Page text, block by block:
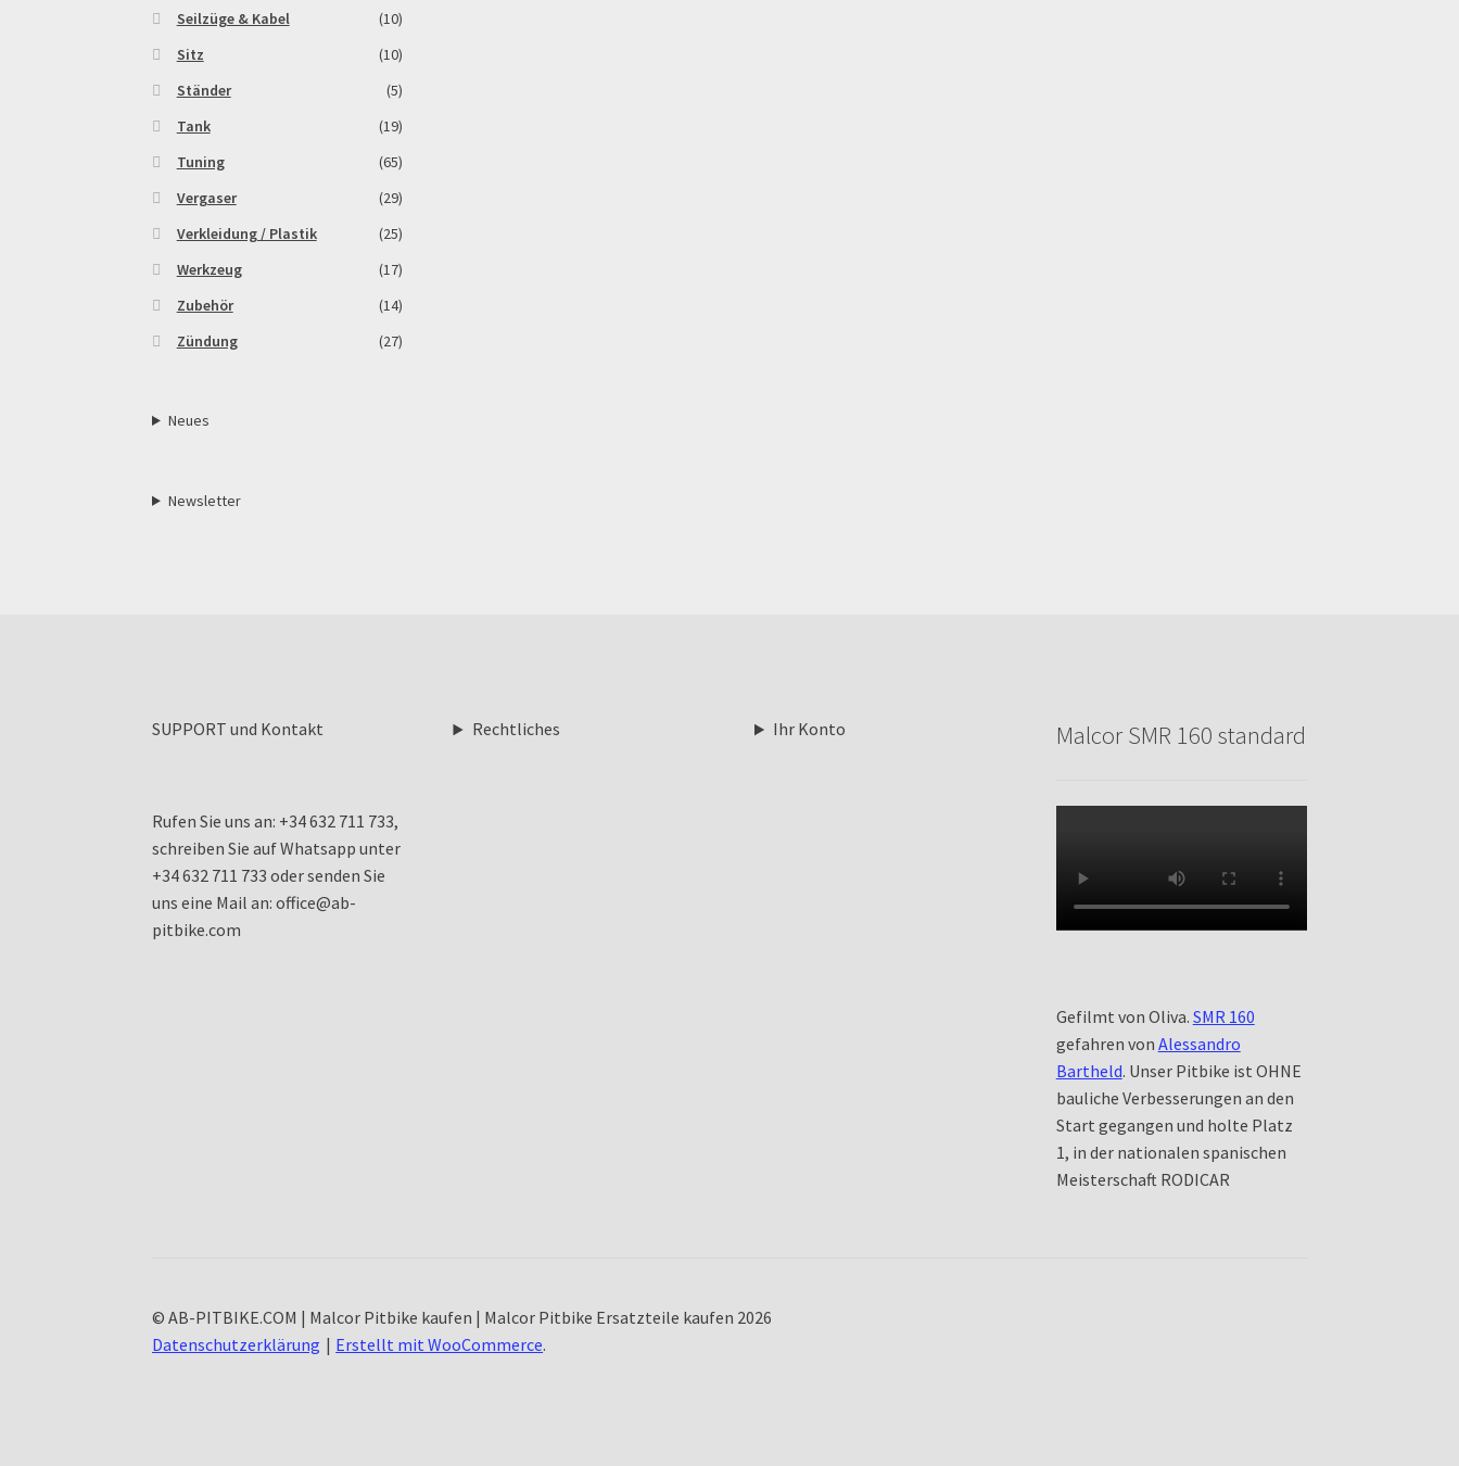
Seilzüge & Kabel
(10)
Sitz
(10)
Ständer
(5)
Tank
(19)
Tuning
(65)
Vergaser
(29)
Verkleidung / Plastik
(25)
Werkzeug
(17)
Zubehör
(14)
Zündung
(27)
Neues
Newsletter
SUPPORT und Kontakt
Rufen Sie uns an: +34 632 711 733,
schreiben Sie auf Whatsapp unter
+34 632 711 733 oder senden Sie
uns eine Mail an: office@ab-
pitbike.com
Rechtliches Ihr Konto Malcor SMR 160 standard
Gefilmt von Oliva. SMR 160
gefahren von Alessandro
Bartheld. Unser Pitbike ist OHNE
bauliche Verbesserungen an den
Start gegangen und holte Platz
1, in der nationalen spanischen
Meisterschaft RODICAR
© AB-PITBIKE.COM | Malcor Pitbike kaufen | Malcor Pitbike Ersatzteile kaufen 2026
Datenschutzerklärung
Erstellt mit WooCommerce.